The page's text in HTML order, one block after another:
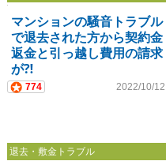
マンションの騒音トラブル
で退去された方から契約金
返金と引っ越し費用の請求
が⁈
774 2022/10/12
退去・敷金トラブル